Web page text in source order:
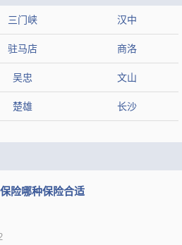
溪区，是一座历史悠久的佛教名
路32号，(0510)82825051
合拍照
三门峡 汉中
驻马店 商洛
吴忠 文山
楚雄 长沙
险哪种保险合适